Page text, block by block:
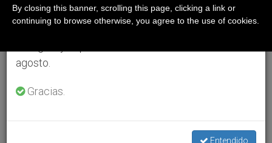
agosto.
Gracias.
Entendido
By closing this banner, scrolling this page, clicking a link or
continuing to browse otherwise, you agree to the use of cookies.